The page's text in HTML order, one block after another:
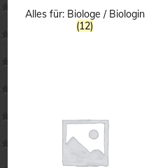
Alles für: Biologe / Biologin
(12)